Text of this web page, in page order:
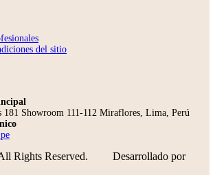
del sitio
181 Showroom 111-112 Miraflores, Lima, Perú
Rights Reserved.
Desarrollado por